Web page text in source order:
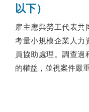
以下）
雇主應與勞工代表共
考量小規模企業人力
員協助處理。調查過
的權益，並視案件嚴